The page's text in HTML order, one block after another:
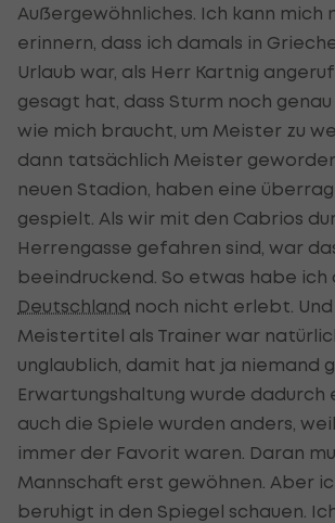
Außergewöhnliches. Ich kann mich
erinnern, dass ich damals in
Urlaub war, als Herr Kartnig
gesagt hat, dass Sturm noch
wie mich braucht, um Meister zu
dann tatsächlich Meister
neuen Stadion, haben eine
gespielt. Als wir mit den Cabrios
Herrengasse gefahren sind, war
beeindruckend. So etwas habe ich
Deutschland noch nicht erlebt.
Meistertitel als Trainer war
unglaublich, damit hat ja niemand
Erwartungshaltung wurde dadurch
auch die Spiele wurden anders,
immer der Favorit waren. Daran
Mannschaft erst gewöhnen. Aber
beruhigt in den Spiegel schauen.